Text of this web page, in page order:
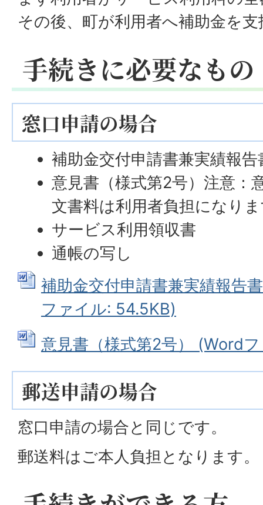
その後、町が利用者へ補助金を
手続きに必要なもの
窓口申請の場合
補助金交付申請書兼実績報
意見書（様式第2号）注意：
文書料は利用者負担になり
サービス利用領収書
通帳の写し
補助金交付申請書兼実績報告
ファイル: 54.5KB)
意見書（様式第2号） (Word
郵送申請の場合
窓口申請の場合と同じです。
郵送料はご本人負担となります。